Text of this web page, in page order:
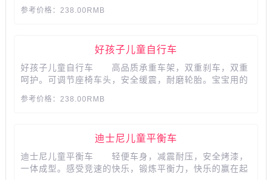
性。...
参考价格：238.00RMB
好孩子儿童自行车
好孩子儿童自行车 高品质承重车架，双重刹车，双重
呵护。可调节座椅车头，安全缓震，耐磨轮胎。宝宝用的
参考价格：238.00RMB
迪士尼儿童平衡车
迪士尼儿童平衡车 轻便车身，减震耐压，安全烤漆，
一体成型。感受竞速的快乐，锻炼平衡力，快乐的赢在起